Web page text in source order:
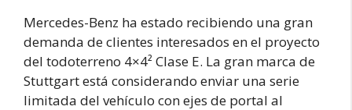
Mercedes-Benz ha estado recibiendo una gran
demanda de clientes interesados en el proyecto
del todoterreno 4×4² Clase E. La gran marca de
Stuttgart está considerando enviar una serie
limitada del vehículo con ejes de portal al